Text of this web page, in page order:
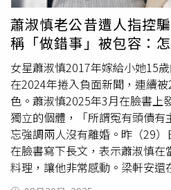
用美食佳餚。豈料，「日本橋海
友注意到，SOGO復興館門市在
久停業」。據《三立新聞網》報
門市暫告一段落，未來會尋覓新
也已結束營業，全台僅剩微風信
蕭淑慎老公昔遭人指控
稱「做錯事」被包容：
女星蕭淑慎2017年嫁給小她15
在2024年捲入負面新聞，連續
色。蕭淑慎2025年3月在臉書上
獨立的個體，「所謂冤有頭債
忘強調兩人沒有離婚。昨（29
在臉書寫下長文，表示蕭淑慎
料理，讓他非常感動。梁軒安還
事」，寫下：「老公們，男人